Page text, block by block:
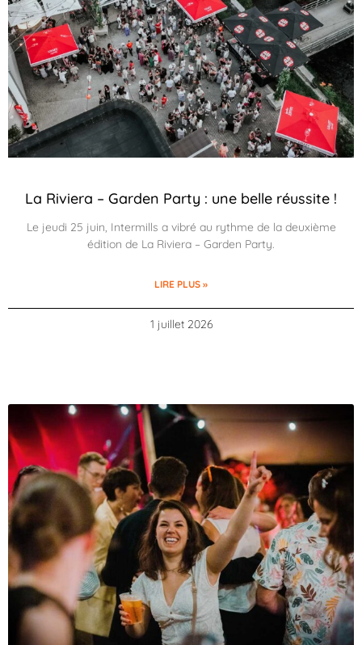
La Riviera – Garden Party : une belle réussite !
Le jeudi 25 juin, Intermills a vibré au rythme de la deuxième
édition de La Riviera – Garden Party.
LIRE PLUS »
1 juillet 2026